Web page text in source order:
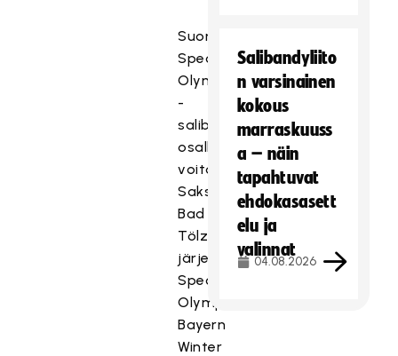
Suomen
Special
Olympics
-
salibandyjoukkue
osallistui
voitokkaasti
Saksan
Bad
Tölzissä
järjestettyihin
Special
Olympics
Bayern
Winter
Salibandyliito
n varsinainen
kokous
marraskuuss
a – näin
tapahtuvat
ehdokasasett
elu ja
valinnat
04.08.2026